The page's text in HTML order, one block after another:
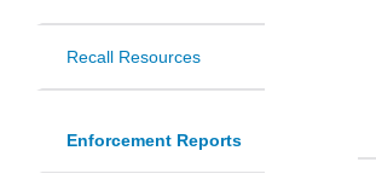
Recall Resources
Enforcement Reports